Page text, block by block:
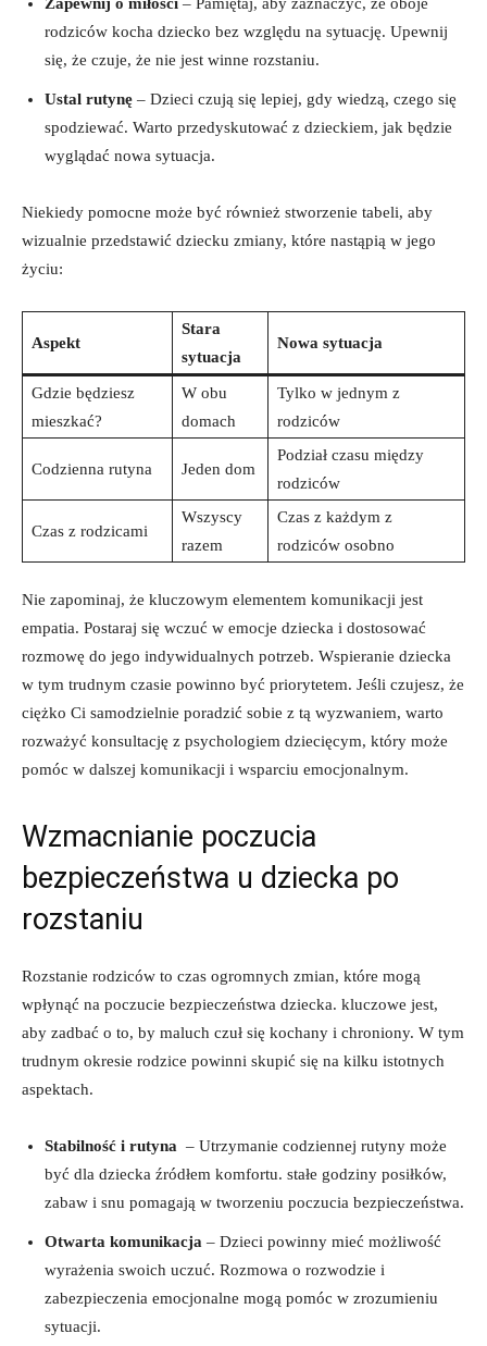
rodziców kocha dziecko ⁢bez względu na sytuację. ‌Upewnij
się, że czuje, że nie jest winne rozstaniu.
Ustal rutynę –‌ Dzieci ‌czują się lepiej,‍ gdy wiedzą, ⁤czego się
spodziewać. Warto przedyskutować z dzieckiem, ⁣jak‍ będzie
wyglądać‌ nowa‌ sytuacja.
Niekiedy pomocne może być również stworzenie tabeli, aby
wizualnie przedstawić ⁣dziecku⁤ zmiany,‌ które⁣ nastąpią w jego
życiu:
Aspekt
Stara
sytuacja
Nowa sytuacja
Gdzie będziesz
mieszkać?
W obu
domach
Tylko w jednym z⁤
rodziców
Codzienna ​rutyna Jeden dom
Podział czasu między
rodziców
Czas ‍z rodzicami
Wszyscy
⁤razem
Czas z każdym z
rodziców⁣ osobno
Nie zapominaj, że kluczowym ⁣elementem ‌komunikacji⁣ jest
empatia.‍ Postaraj się wczuć w emocje dziecka i dostosować
rozmowę ⁤do jego indywidualnych potrzeb. Wspieranie dziecka ​
w tym trudnym czasie powinno być priorytetem. Jeśli czujesz, że
⁣ciężko Ci ⁣samodzielnie poradzić sobie z tą wyzwaniem, warto
rozważyć ⁣konsultację z psychologiem dziecięcym, który może⁢
pomóc ​w ⁣dalszej komunikacji ⁤i wsparciu ‌emocjonalnym.
Wzmacnianie poczucia
bezpieczeństwa u dziecka po
rozstaniu
Rozstanie rodziców⁤ to czas ogromnych zmian,⁢ które mogą
‌wpłynąć na ​poczucie bezpieczeństwa dziecka. kluczowe jest,
aby zadbać o to, by ‍maluch czuł się ⁤kochany i chroniony. W tym
trudnym okresie rodzice powinni skupić się⁣ na⁣ kilku istotnych
aspektach.
Stabilność i rutyna ‍ – Utrzymanie codziennej ‍rutyny może
być dla dziecka źródłem komfortu. stałe godziny posiłków,
zabaw i⁣ snu pomagają w tworzeniu poczucia bezpieczeństwa.
Otwarta komunikacja – Dzieci‌ powinny⁤ mieć ​możliwość
wyrażenia swoich uczuć.⁤ Rozmowa o rozwodzie i
zabezpieczenia emocjonalne mogą‌ pomóc w⁢ zrozumieniu
sytuacji.